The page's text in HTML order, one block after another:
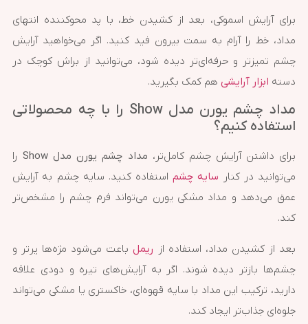
برای آرایش اسموکی، بعد از کشیدن خط، با پد محوکننده انتهای
مداد، خط را آرام به سمت بیرون فید کنید. اگر می‌خواهید آرایش
چشم تمیزتر و حرفه‌ای‌تر دیده شود، می‌توانید از براش کوچک در
دسته ابزار آرایشی هم کمک بگیرید.
مداد چشم یورن مدل Show را با چه محصولاتی
استفاده کنیم؟
برای داشتن آرایش چشم کامل‌تر، مداد چشم یورن مدل Show
را
می‌توانید در کنار سایه چشماستفاده کنید. سایه چشم به آرایش
عمق می‌دهد و مداد مشکی یورن می‌تواند فرم چشم را مشخص‌تر
کند.
بعد از کشیدن مداد، استفاده از ریملباعث می‌شود مژه‌ها پرتر و
چشم‌ها بازتر دیده شوند. اگر به آرایش‌های تیره و دودی علاقه
دارید، ترکیب این مداد با سایه قهوه‌ای، خاکستری یا مشکی می‌تواند
جلوه‌ای جذاب‌تر ایجاد کند.